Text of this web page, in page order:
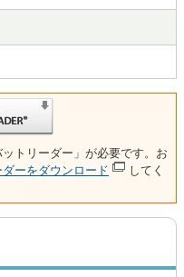
トリーダー」が必要です。お
ーをダウンロード
してく